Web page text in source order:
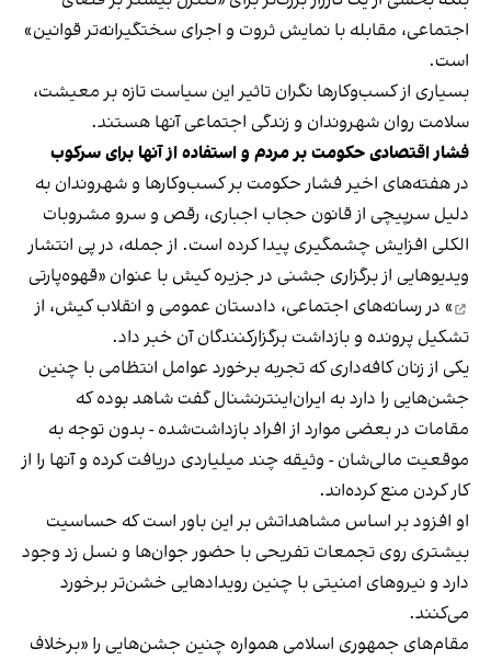
اجتماعی، مقابله با نمایش ثروت و اجرای سختگیرانه‌تر قوانین»
است.
بسیاری از کسب‌وکارها نگران تاثیر این سیاست‌ تازه بر معیشت،
سلامت روان شهروندان و زندگی اجتماعی آنها هستند.
فشار اقتصادی حکومت بر مردم و استفاده از آنها برای سرکوب
در هفته‌های اخیر فشار حکومت بر کسب‌وکارها و شهروندان به
دلیل سرپیچی از قانون حجاب اجباری، رقص و سرو مشروبات
الکلی افزایش چشمگیری پیدا کرده است. از جمله، در پی انتشار
ویدیوهایی از برگزاری جشنی در جزیره کیش با عنوان «قهوه‌پارتی
» در رسانه‌های اجتماعی، دادستان عمومی و انقلاب کیش، از
تشکیل پرونده و بازداشت برگزارکنندگان آن خبر داد.
یکی از زنان کافه‌داری که تجربه برخورد عوامل انتظامی با چنین
جشن‌هایی را دارد به ایران‌اینترنشنال گفت شاهد بوده که
مقامات در بعضی موارد از افراد بازداشت‌‌شده - بدون توجه به
موقعیت مالی‌شان - وثیقه چند میلیاردی دریافت کرده و آنها را از
کار کردن منع کرده‌اند.
او افزود بر اساس مشاهداتش بر این باور است که حساسیت
بیشتری روی تجمعات تفریحی با حضور جوان‌ها و نسل زد وجود
دارد و نیروهای امنیتی با چنین رویدادهایی خشن‌تر برخورد
می‌کنند.
مقام‌های جمهوری اسلامی همواره چنین جشن‌هایی را «برخلاف